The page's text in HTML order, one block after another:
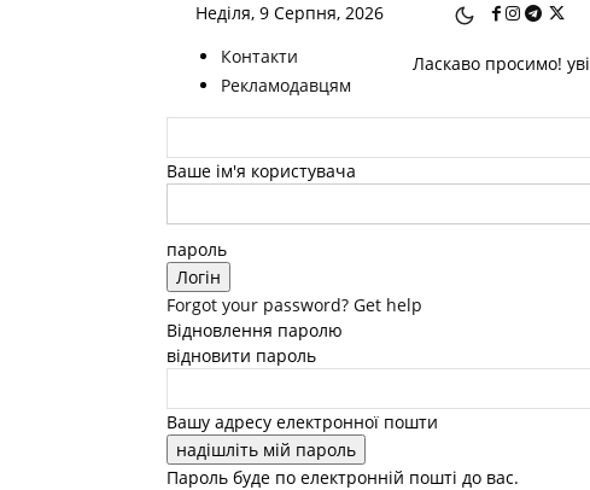
Неділя, 9 Серпня, 2026
Контакти
Рекламодавцям
Ласкаво просимо!
Ваше ім'я користувача
пароль
Forgot your password? Get help
Відновлення паролю
відновити пароль
Вашу адресу електронної пошти
Пароль буде по електронній пошті до вас.